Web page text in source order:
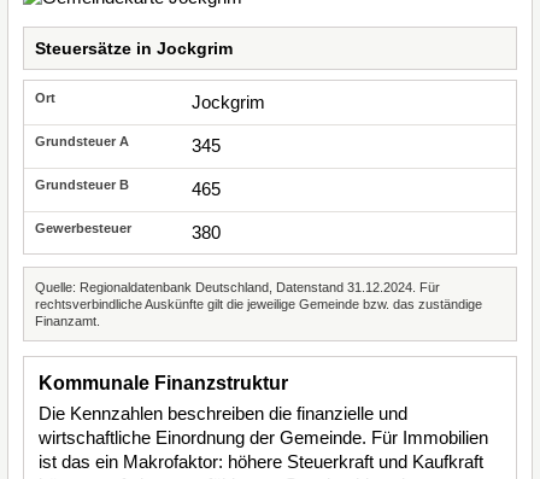
Steuersätze in Jockgrim
Jockgrim
345
465
380
Quelle: Regionaldatenbank Deutschland, Datenstand 31.12.2024. Für
rechtsverbindliche Auskünfte gilt die jeweilige Gemeinde bzw. das zuständige
Finanzamt.
Kommunale Finanzstruktur
Die Kennzahlen beschreiben die finanzielle und
wirtschaftliche Einordnung der Gemeinde. Für Immobilien
ist das ein Makrofaktor: höhere Steuerkraft und Kaufkraft